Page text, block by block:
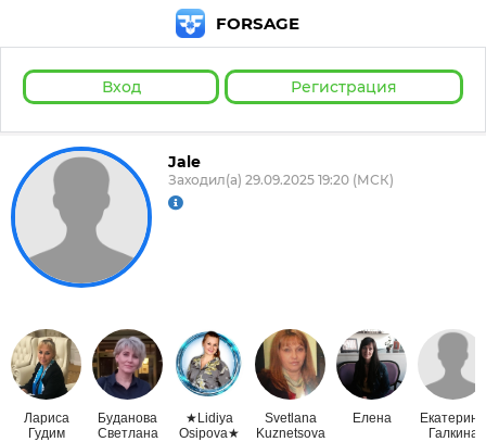
FORSAGE
Вход Регистрация
Jale
Заходил(а) 29.09.2025 19:20 (МСК)
Лариса
Гудим
Буданова
Светлана
★Lidiya
Osipova★
Svetlana
Kuznetsova
Елена
Екатерина
Галкина